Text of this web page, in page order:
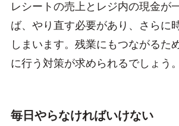
レシートの売上とレジ内の現金が
ば、やり直す必要があり、さらに
しまいます。残業にもつながるた
に行う対策が求められるでしょう。
毎日やらなければいけない